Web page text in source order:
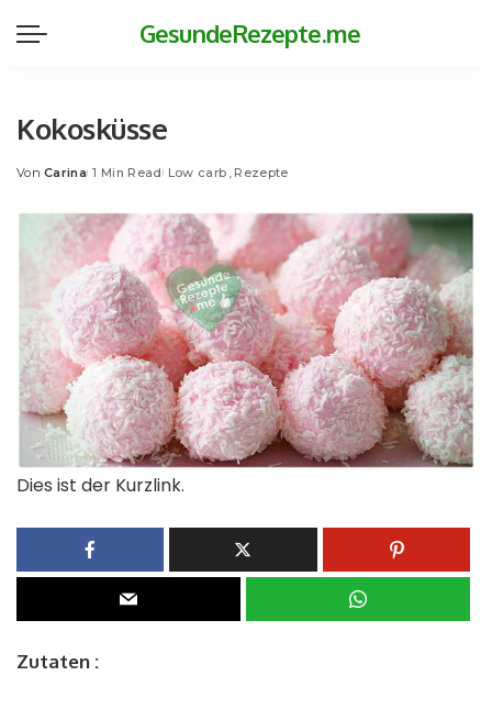
GesundeRezepte.me
Kokosküsse
Posted
Von Carina 1 Min Read Low carb Rezepte
Dies ist der Kurzlink.
Zutaten :